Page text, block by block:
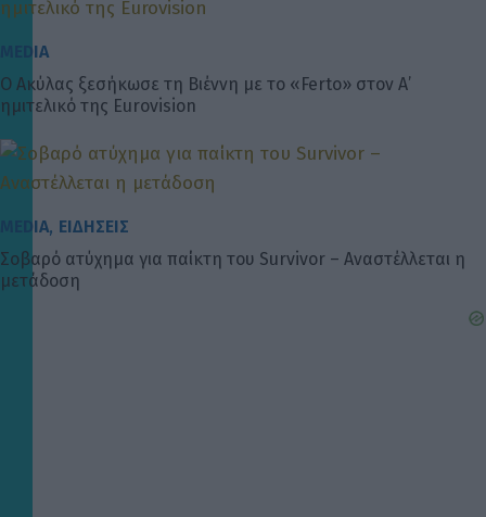
MEDIA
Ο Ακύλας ξεσήκωσε τη Βιέννη με το «Ferto» στον Α’
ημιτελικό της Eurovision
MEDIA, ΕΙΔΗΣΕΙΣ
Σοβαρό ατύχημα για παίκτη του Survivor – Αναστέλλεται η
μετάδοση